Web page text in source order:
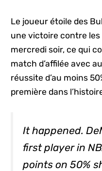
Le joueur étoile des
une victoire contre
mercredi soir, ce qui
match d’affilée avec
réussite d’au moins
première dans
It happened.
first player in
points on 50%